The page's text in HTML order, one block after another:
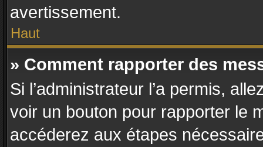
avertissement.
Haut
» Comment rapporter des
Si l’administrateur l’a permis,
voir un bouton pour rapporter le
accéderez aux étapes